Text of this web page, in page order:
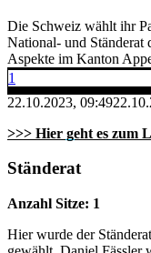
Die Schweiz wählt ihr
National- und Ständerat
Aspekte im Kanton
1
22.10.2023, 09:49
>>> Hier geht es zum
Ständerat
Anzahl Sitze: 1
Hier wurde der